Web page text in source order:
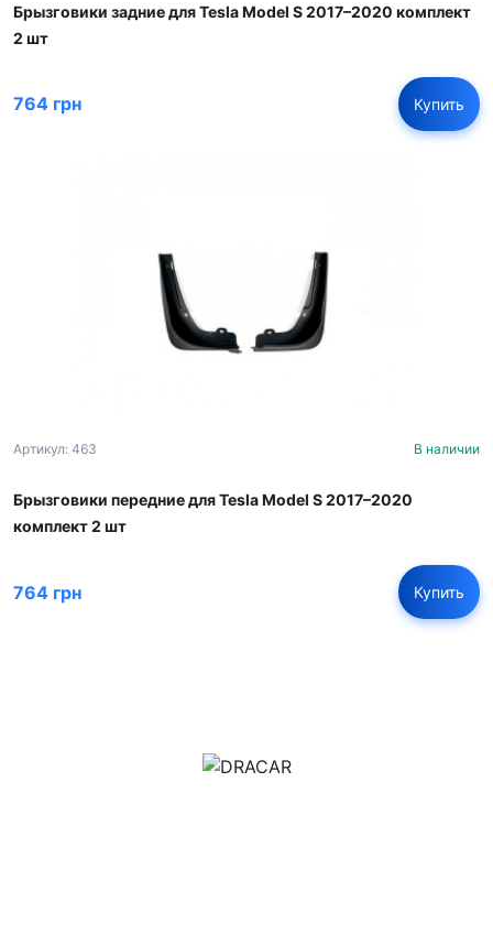
Брызговики задние для Tesla Model S 2017–2020 комплект
2 шт
764 грн Купить
Артикул: 463 В наличии
Брызговики передние для Tesla Model S 2017–2020
комплект 2 шт
764 грн Купить